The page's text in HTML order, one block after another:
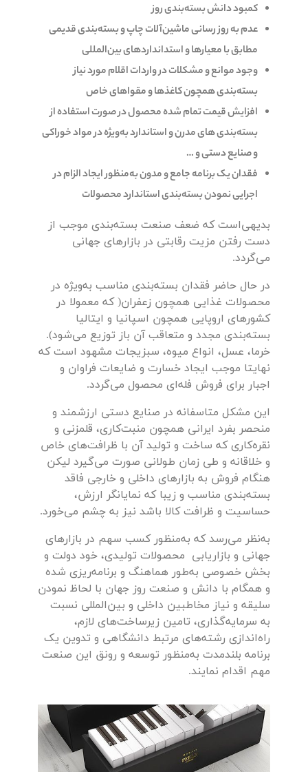
کمبود دانش بسته‌بندی روز
عدم به روز رسانی ماشین‌آلات چاپ و بسته‌بندی قدیمی
مطابق با معیارها و استدانداردهای بین‌المللی
وجود موانع و مشکلات در واردات اقلام مورد نیاز
بسته‌بندی همچون کاغذها و مقواهای خاص
افزایش قیمت تمام شده محصول در صورت استفاده از
بسته‌بندی های مدرن و استاندارد به‌ویژه در مواد خوراکی
و صنایع دستی و …
فقدان یک برنامه جامع و مدون به‌منظور ایجاد الزام در
اجرایی نمودن بسته‌بندی استاندارد محصولات
بدیهی‌است که ضعف صنعت بسته‌بندی موجب از
دست رفتن مزیت رقابتی در بازارهای جهانی
می‌گردد.
در حال حاضر فقدان بسته‌بندی مناسب به‌ویژه در
محصولات غذایی همچون زعفران( که معمولا در
کشورهای اروپایی همچون اسپانیا و ایتالیا
بسته‌بندی مجدد و متعاقب آن باز توزیع می‌شود).
خرما، عسل، انواع میوه، سبزیجات مشهود است که
نهایتا موجب ایجاد خسارت و ضایعات فراوان و
اجبار برای فروش فله‌ای محصول می‌گردد.
این مشکل متاسفانه در صنایع دستی ارزشمند و
منحصر بفرد ایرانی همچون منبت‌کاری، قلمزنی و
نقره‌کاری که ساخت و تولید آن با ظرافت‌های خاص
و خلاقانه و طی زمان طولانی صورت می‌گیرد لیکن
هنگام فروش به بازارهای داخلی و خارجی فاقد
بسته‌بندی مناسب و زیبا که نمایانگر ارزش،
حساسیت و ظرافت کالا باشد نیز به چشم می‌خورد.
به‌نظر می‌رسد که به‌منظور کسب سهم در بازارهای
جهانی و بازاریابی محصولات تولیدی، خود دولت و
بخش خصوصی به‌طور هماهنگ و برنامه‌ریزی شده
و همگام با دانش و صنعت روز جهان با لحاظ نمودن
سلیقه و نیاز مخاطبین داخلی و بین‌المللی نسبت
به سرمایه‌گذاری، تامین زیرساخت‌های لازم،
راه‌اندازی رشته‌های مرتبط دانشگاهی و تدوین یک
برنامه بلندمدت به‌منظور توسعه و رونق این صنعت
مهم اقدام نمایند.